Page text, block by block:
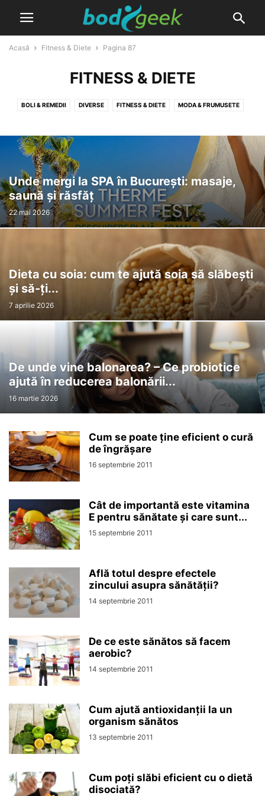
Acasă Fitness & Diete Pagina 87
FITNESS & DIETE
BOLI & REMEDII DIVERSE FITNESS & DIETE MODA & FRUMUSETE
Unde mergi la SPA în București: masaje,
saună și răsfăț
22 mai 2026
Dieta cu soia: cum te ajută soia să slăbești
și să-ți...
7 aprilie 2026
De unde vine balonarea? – Ce probiotice
ajută în reducerea balonării...
16 martie 2026
Cum se poate ține eficient o cură
de îngrășare
16 septembrie 2011
Cât de importantă este vitamina
E pentru sănătate și care sunt...
15 septembrie 2011
Află totul despre efectele
zincului asupra sănătății?
14 septembrie 2011
De ce este sănătos să facem
aerobic?
14 septembrie 2011
Cum ajută antioxidanții la un
organism sănătos
13 septembrie 2011
Cum poți slăbi eficient cu o dietă
disociată?